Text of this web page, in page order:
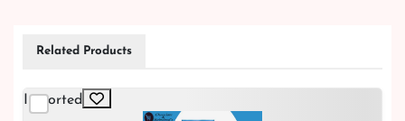
Related Products
Imported